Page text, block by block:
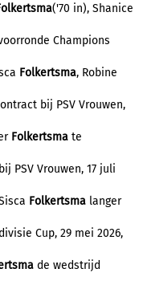
('70 in), Shanice
Champions
Folkertsma, Robine
bij PSV Vrouwen,
Folkertsma te
PSV Vrouwen, 17 juli
Folkertsma langer
Cup, 29 mei 2026,
de wedstrijd